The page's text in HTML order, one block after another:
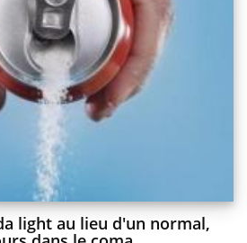
light au lieu d'un normal,